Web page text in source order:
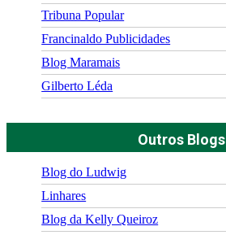
Tribuna Popular
Francinaldo Publicidades
Blog Maramais
Gilberto Léda
Outros Blogs
Blog do Ludwig
Linhares
Blog da Kelly Queiroz